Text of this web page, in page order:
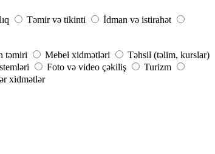
Təmir və tikinti
İdman və istirahət
təmiri Mebel xidmətləri
Təhsil (təlim, kurslar)
Foto və video çəkiliş
Turizm
xidmətlər